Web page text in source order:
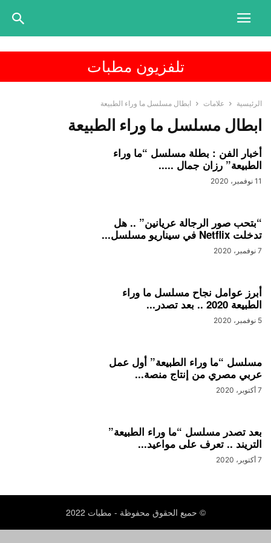
تلفزيون مطبات
الرئيسية علامات ابطال مسلسل ما وراء الطبيعة
ابطال مسلسل ما وراء الطبيعة
أخبار الفن : بطلة مسلسل “ما وراء
الطبيعة” رزان جمال .....
11 نوفمبر، 2020
“بتحب صور الرجالة عريانين” .. هل
تدخلت Netflix في سيناريو مسلسل...
7 نوفمبر، 2020
أبرز عوامل نجاح مسلسل ما وراء
الطبيعة 2020 .. بعد تصدر...
5 نوفمبر، 2020
مسلسل “ما وراء الطبيعة” أول عمل
عربي مصري من إنتاج منصة...
7 أكتوبر، 2020
بعد تصدر مسلسل “ما وراء الطبيعة”
التريند .. تعرف على مواعيد...
7 أكتوبر، 2020
© حميع الحقوق محفوظة - مطبات 2022